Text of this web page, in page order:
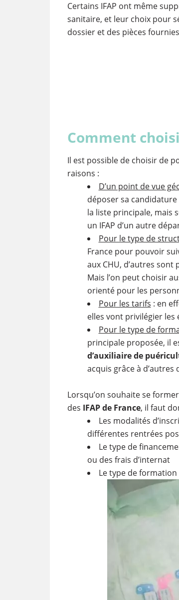
Certains IFAP ont même
sanitaire, et leur choix pour
dossier et des pièces
Comment
Il est possible de choisir de
raisons :
D’un point de vue
déposer sa candidature
la liste principale, mais
un IFAP d’un autre
Pour le type de
France pour pouvoir
aux CHU, d’autres
Mais l’on peut choisir
orienté pour les
Pour les tarifs : en
elles vont privilégier les
Pour le type de
principale proposée, il
d’auxiliaire de
acquis grâce à
Lorsqu’on souhaite se
des IFAP de France, il faut
Les modalités
différentes rentrées
Le type de
ou des frais d’internat
Le type de formation